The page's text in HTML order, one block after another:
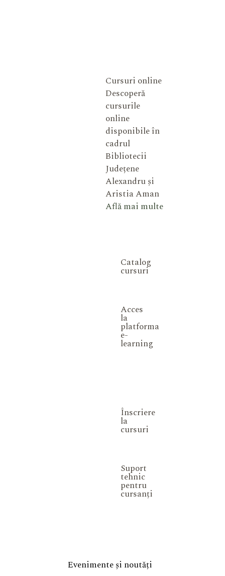
Cursuri online
Descoperă
cursurile
online
disponibile în
cadrul
Bibliotecii
Județene
Alexandru și
Aristia Aman
Află mai multe
Catalog
cursuri
Acces
la
platforma
e-
learning
Înscriere
la
cursuri
Suport
tehnic
pentru
cursanți
Evenimente și noutăți